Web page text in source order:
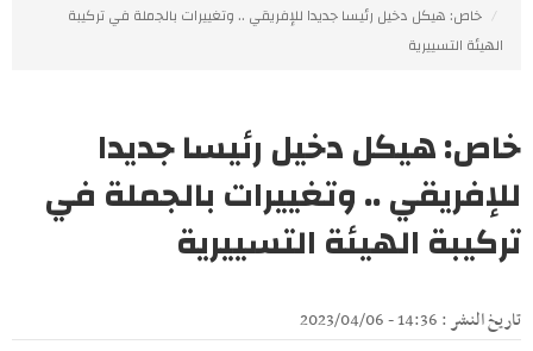
خاص: هيكل دخيل رئيسا جديدا للإفريقي .. وتغييرات بالجملة في تركيبة
الهيئة التسييرية
خاص: هيكل دخيل رئيسا جديدا
للإفريقي .. وتغييرات بالجملة في
تركيبة الهيئة التسييرية
تاريخ النشر : 14:36 - 2023/04/06